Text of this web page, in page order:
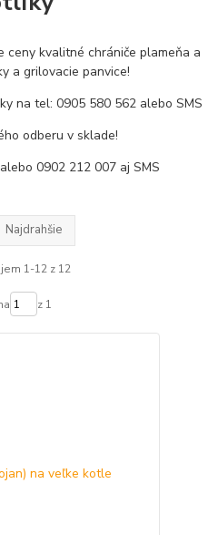
ceny kvalitné chrániče plameňa a
a grilovacie panvice!
na tel: 0905 580 562 alebo SMS
odberu v sklade!
0902 212 007 aj SMS
Najdrahšie
1-12 z 12
z 1